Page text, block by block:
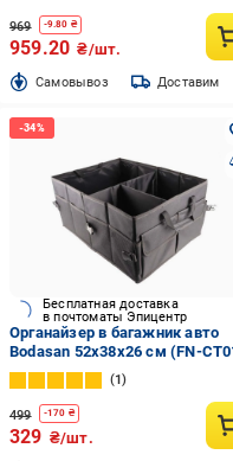
969 -9.80 ₴
959.20 ₴/шт.
Cамовывоз Доставим
Бесплатная доставка
в почтоматы Эпицентр
Органайзер в багажник авто
Bodasan 52х38х26 см (FN-
1
499 -170 ₴
329 ₴/шт.